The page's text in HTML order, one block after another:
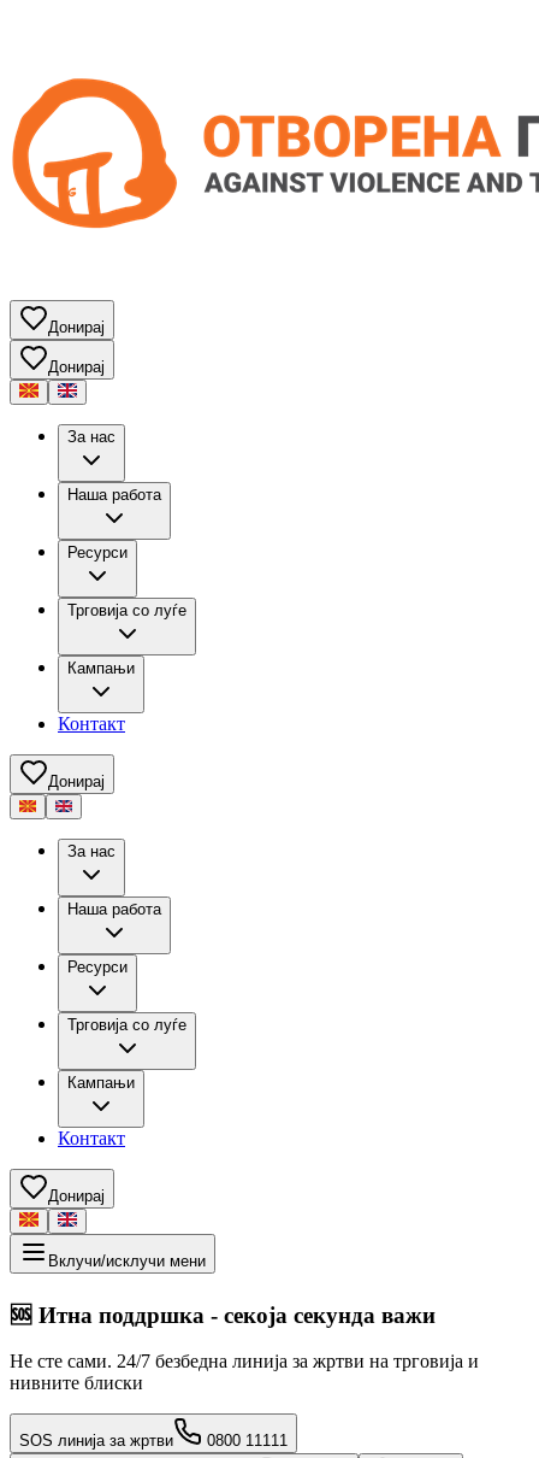
Донирај
Донирај
За нас
Наша работа
Ресурси
Трговија со луѓе
Кампањи
Контакт
Донирај
За нас
Наша работа
Ресурси
Трговија со луѓе
Кампањи
Контакт
Донирај
Вклучи/исклучи мени
🆘 Итна поддршка - секоја секунда важи
Не сте сами. 24/7 безбедна линија за жртви на трговија и
нивните блиски
SOS линија за жртви 0800 11111